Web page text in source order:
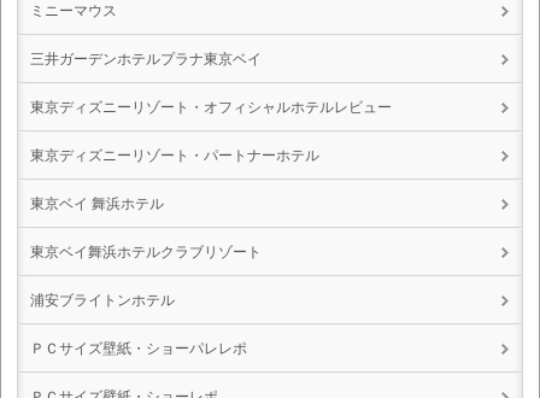
ミニーマウス
三井ガーデンホテルプラナ東京ベイ
東京ディズニーリゾート・オフィシャルホテルレビュー
東京ディズニーリゾート・パートナーホテル
東京ベイ 舞浜ホテル
東京ベイ舞浜ホテルクラブリゾート
浦安ブライトンホテル
ＰＣサイズ壁紙・ショーパレレポ